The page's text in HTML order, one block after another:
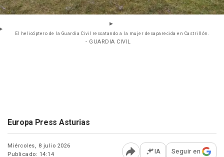
El helicóptero de la Guardia Civil rescatando a la mujer desaparecida en Castrillón.
- GUARDIA CIVIL
Europa Press Asturias
Miércoles, 8 julio 2026
Publicado: 14:14
IA Seguir en